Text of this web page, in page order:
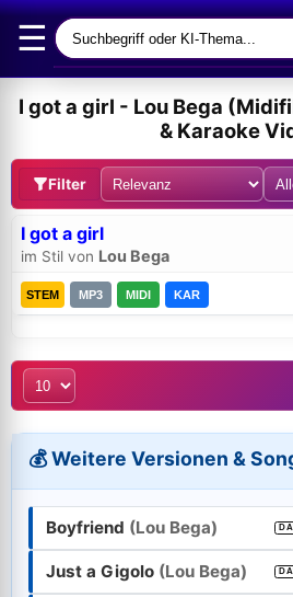
☰
I got a girl - Lou Bega
& Karaoke
Filter
I got a girl
im Stil von Lou Bega
STEM MP3 MIDI KAR
💰 Weitere Versionen &
Boyfriend (Lou Bega)
Just a Gigolo (Lou Bega)
E-Mail-Adresse:
Passwort: